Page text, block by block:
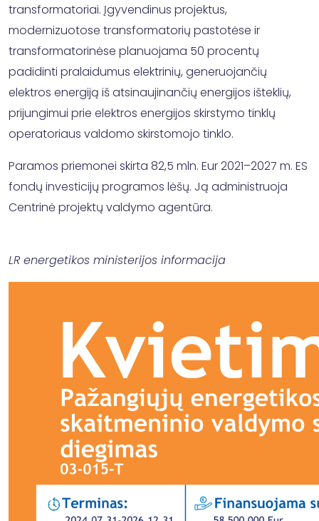
transformatoriai. Įgyvendinus projektus,
modernizuotose transformatorių pastotėse ir
transformatorinėse planuojama 50 procentų
padidinti pralaidumus elektrinių, generuojančių
elektros energiją iš atsinaujinančių energijos išteklių,
prijungimui prie elektros energijos skirstymo tinklų
operatoriaus valdomo skirstomojo tinklo.
Paramos priemonei skirta 82,5 mln. Eur 2021–2027 m. ES
fondų investicijų programos lėšų. Ją administruoja
Centrinė projektų valdymo agentūra.
LR energetikos ministerijos informacija